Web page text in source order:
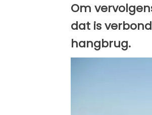
Om
dat is
hangbrug.